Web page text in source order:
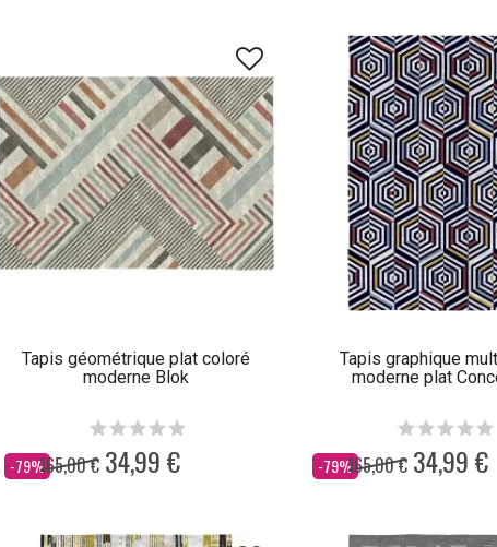
Tapis géométrique plat coloré
moderne Blok
-79%
Dès 165,00 € 34,99 €
Tapis graphique
moderne plat
-79%
Dès 165,00 € 34,99 €